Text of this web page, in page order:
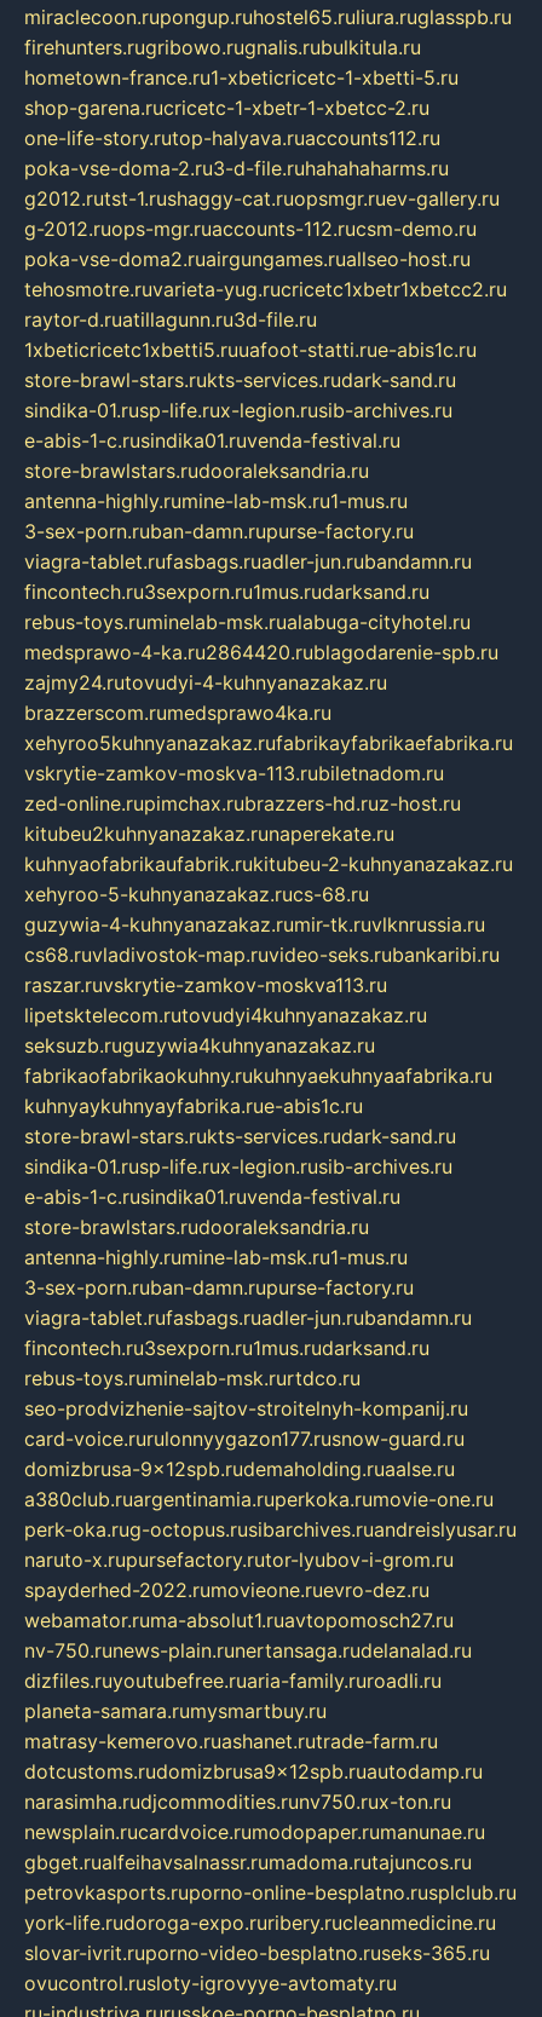
miraclecoon.rupongup.ruhostel65.ruliura.ruglasspb.ru
firehunters.rugribowo.rugnalis.rubulkitula.ru
hometown-france.ru1-xbeticricetc-1-xbetti-5.ru
shop-garena.rucricetc-1-xbetr-1-xbetcc-2.ru
one-life-story.rutop-halyava.ruaccounts112.ru
poka-vse-doma-2.ru3-d-file.ruhahahaharms.ru
g2012.rutst-1.rushaggy-cat.ruopsmgr.ruev-gallery.ru
g-2012.ruops-mgr.ruaccounts-112.rucsm-demo.ru
poka-vse-doma2.ruairgungames.ruallseo-host.ru
tehosmotre.ruvarieta-yug.rucricetc1xbetr1xbetcc2.ru
raytor-d.ruatillagunn.ru3d-file.ru
1xbeticricetc1xbetti5.ruuafoot-statti.rue-abis1c.ru
store-brawl-stars.rukts-services.rudark-sand.ru
sindika-01.rusp-life.rux-legion.rusib-archives.ru
e-abis-1-c.rusindika01.ruvenda-festival.ru
store-brawlstars.rudooraleksandria.ru
antenna-highly.rumine-lab-msk.ru1-mus.ru
3-sex-porn.ruban-damn.rupurse-factory.ru
viagra-tablet.rufasbags.ruadler-jun.rubandamn.ru
fincontech.ru3sexporn.ru1mus.rudarksand.ru
rebus-toys.ruminelab-msk.rualabuga-cityhotel.ru
medsprawo-4-ka.ru2864420.rublagodarenie-spb.ru
zajmy24.rutovudyi-4-kuhnyanazakaz.ru
brazzerscom.rumedsprawo4ka.ru
xehyroo5kuhnyanazakaz.rufabrikayfabrikaefabrika.ru
vskrytie-zamkov-moskva-113.rubiletnadom.ru
zed-online.rupimchax.rubrazzers-hd.ruz-host.ru
kitubeu2kuhnyanazakaz.runaperekate.ru
kuhnyaofabrikaufabrik.rukitubeu-2-kuhnyanazakaz.ru
xehyroo-5-kuhnyanazakaz.rucs-68.ru
guzywia-4-kuhnyanazakaz.rumir-tk.ruvlknrussia.ru
cs68.ruvladivostok-map.ruvideo-seks.rubankaribi.ru
raszar.ruvskrytie-zamkov-moskva113.ru
lipetsktelecom.rutovudyi4kuhnyanazakaz.ru
seksuzb.ruguzywia4kuhnyanazakaz.ru
fabrikaofabrikaokuhny.rukuhnyaekuhnyaafabrika.ru
kuhnyaykuhnyayfabrika.rue-abis1c.ru
store-brawl-stars.rukts-services.rudark-sand.ru
sindika-01.rusp-life.rux-legion.rusib-archives.ru
e-abis-1-c.rusindika01.ruvenda-festival.ru
store-brawlstars.rudooraleksandria.ru
antenna-highly.rumine-lab-msk.ru1-mus.ru
3-sex-porn.ruban-damn.rupurse-factory.ru
viagra-tablet.rufasbags.ruadler-jun.rubandamn.ru
fincontech.ru3sexporn.ru1mus.rudarksand.ru
rebus-toys.ruminelab-msk.rurtdco.ru
seo-prodvizhenie-sajtov-stroitelnyh-kompanij.ru
card-voice.rurulonnyygazon177.rusnow-guard.ru
domizbrusa-9x12spb.rudemaholding.ruaalse.ru
a380club.ruargentinamia.ruperkoka.rumovie-one.ru
perk-oka.rug-octopus.rusibarchives.ruandreislyusar.ru
naruto-x.rupursefactory.rutor-lyubov-i-grom.ru
spayderhed-2022.rumovieone.ruevro-dez.ru
webamator.ruma-absolut1.ruavtopomosch27.ru
nv-750.runews-plain.runertansaga.rudelanalad.ru
dizfiles.ruyoutubefree.ruaria-family.ruroadli.ru
planeta-samara.rumysmartbuy.ru
matrasy-kemerovo.ruashanet.rutrade-farm.ru
dotcustoms.rudomizbrusa9x12spb.ruautodamp.ru
narasimha.rudjcommodities.runv750.rux-ton.ru
newsplain.rucardvoice.rumodopaper.rumanunae.ru
gbget.rualfeihavsalnassr.rumadoma.rutajuncos.ru
petrovkasports.ruporno-online-besplatno.rusplclub.ru
york-life.rudoroga-expo.ruribery.rucleanmedicine.ru
slovar-ivrit.ruporno-video-besplatno.ruseks-365.ru
ovucontrol.rusloty-igrovyye-avtomaty.ru